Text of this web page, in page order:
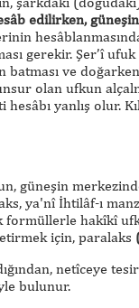
edilirken,
gerekir. Şer’î
batması ve
olan ufkun
yanlış olur.
güneşin
ya'nî İhtilâf-ı
formüllerle hakîkî
için, paralaks
netîceye
bulunur.